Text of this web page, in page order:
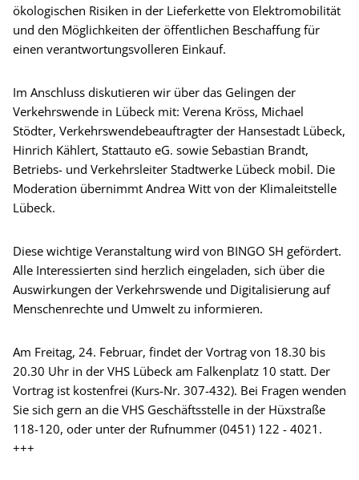
ökologischen Risiken in der Lieferkette von Elektromobilität
und den Möglichkeiten der öffentlichen Beschaffung für
einen verantwortungsvolleren Einkauf.
Im Anschluss diskutieren wir über das Gelingen der
Verkehrswende in Lübeck mit: Verena Kröss, Michael
Stödter, Verkehrswendebeauftragter der Hansestadt Lübeck,
Hinrich Kählert, Stattauto eG. sowie Sebastian Brandt,
Betriebs- und Verkehrsleiter Stadtwerke Lübeck mobil. Die
Moderation übernimmt Andrea Witt von der Klimaleitstelle
Lübeck.
Diese wichtige Veranstaltung wird von BINGO SH gefördert.
Alle Interessierten sind herzlich eingeladen, sich über die
Auswirkungen der Verkehrswende und Digitalisierung auf
Menschenrechte und Umwelt zu informieren.
Am Freitag, 24. Februar, findet der Vortrag von 18.30 bis
20.30 Uhr in der VHS Lübeck am Falkenplatz 10 statt. Der
Vortrag ist kostenfrei (Kurs-Nr. 307-432). Bei Fragen wenden
Sie sich gern an die VHS Geschäftsstelle in der Hüxstraße
118-120, oder unter der Rufnummer (0451) 122 - 4021.
+++